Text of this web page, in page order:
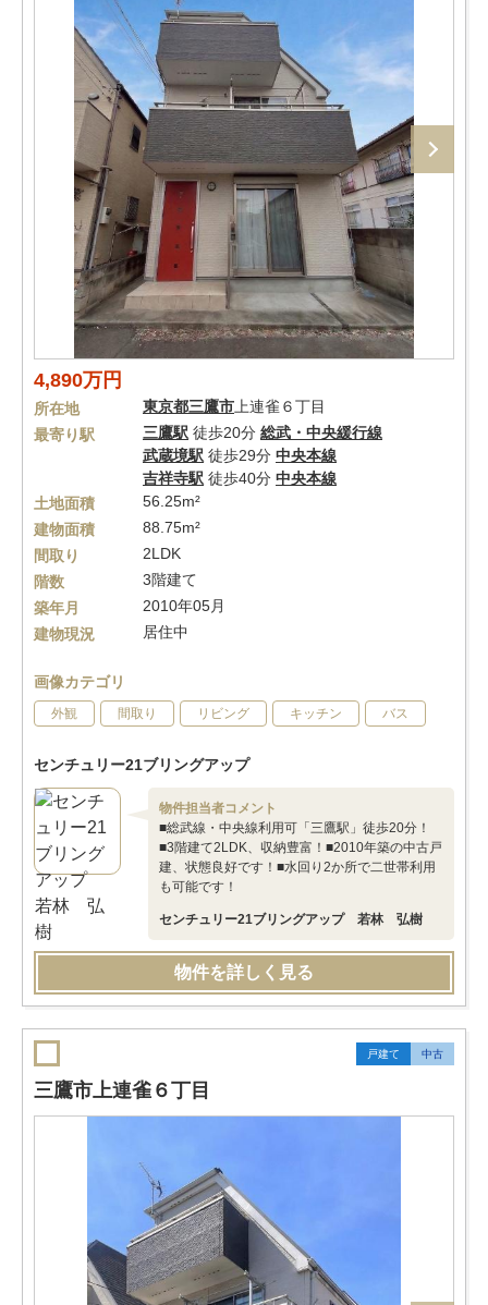
4,890万円
所在地 東京都三鷹市 上連雀６丁目
最寄り駅
三鷹駅 徒歩20分 総武・中央緩行線
武蔵境駅 徒歩29分 中央本線
吉祥寺駅 徒歩40分 中央本線
土地面積
56.25m²
建物面積
88.75m²
間取り
2LDK
階数
3階建て
築年月
2010年05月
建物現況
居住中
画像カテゴリ
外観 間取り リビング キッチン バス
センチュリー21ブリングアップ
物件担当者コメント
■総武線・中央線利用可「三鷹駅」徒歩20分！
■3階建て2LDK、収納豊富！■2010年築の中古戸
建、状態良好です！■水回り2か所で二世帯利用
も可能です！
センチュリー21ブリングアップ 若林 弘樹
物件を詳しく見る
戸建て 中古
三鷹市上連雀６丁目